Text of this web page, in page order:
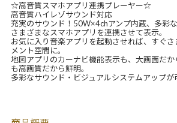
☆高音質スマホアプリ連携プレーヤー☆
高音質ハイレゾサウンド対応
充実のサウンド！50W×4chアンプ内蔵、多彩
さまざまなスマホアプリを連携させて表示。
お気に入り音楽アプリを起動させれば、すぐ
メント空間に。
地図アプリのカーナビ機能表示も、大画面だ
も高画質だから鮮明。
多彩なサウンド・ビジュアルシステムアップが